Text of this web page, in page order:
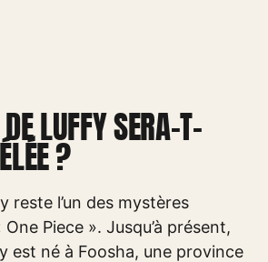
LUFFY SERA-T-
?
reste l’un des mystères
Piece ». Jusqu’à présent,
est né à Foosha, une province